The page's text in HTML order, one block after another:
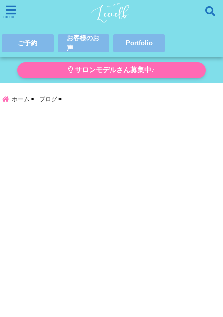
menu
ご予約
お客様のお
声
Portfolio
サロンモデルさん募集中♪
ホーム ブログ